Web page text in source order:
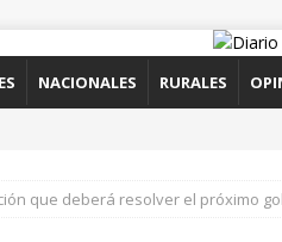
NACIONALES RURALES
que deberá resolver el próximo